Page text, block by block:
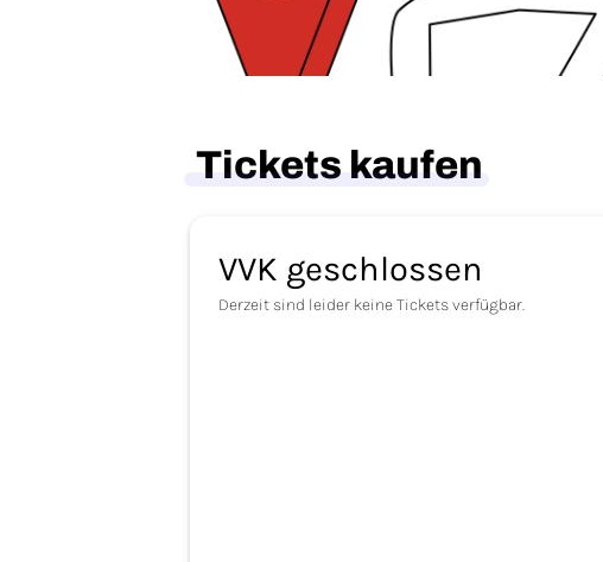
Tickets kaufen
VVK geschlossen
Derzeit sind leider keine Tickets verfügbar.